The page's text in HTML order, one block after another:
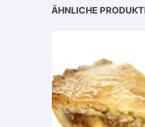
ÄHNLICHE